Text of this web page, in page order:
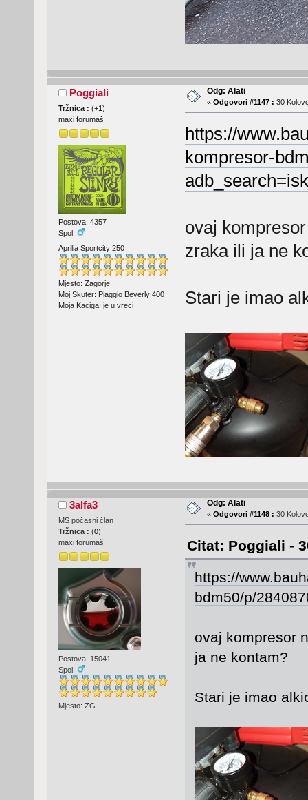
Poggiali
Tržnica : (+1)
maxi forumaš
Postova: 4357
Spol:
Aprilia Sportcity 250
Mjesto: Zagorje
Moj Skuter: Piaggio Beverly 400
Moja Kaciga: je u vreci
Odg: Alati
« Odgovori #1147 : 30
https://
kompresor-
ovaj
zraka ili ja ne
Stari je imao
3alfa3
MS počasni član
Tržnica : (0)
maxi forumaš
Postova: 15041
Spol:
Mjesto: ZG
Odg: Alati
« Odgovori #1148 : 30
Citat: Poggiali -
https://
bdm50/p/
ovaj kompresor
ja ne kontam?
Stari je imao